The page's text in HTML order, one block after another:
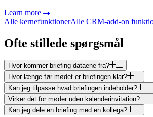
Learn more
Alle kernefunktionerAlle CRM-add-on
Ofte stillede spørgsmål
Hvor kommer briefing-dataene fra?
Hvor længe før mødet er briefingen klar?
Kan jeg tilpasse hvad briefingen indeholder?
Virker det for møder uden kalenderinvitation?
Kan jeg dele en briefing med en kollega?